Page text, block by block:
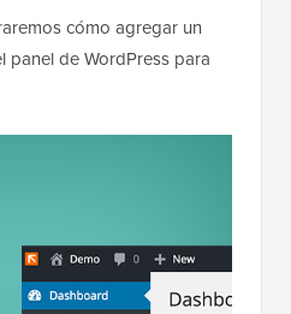
cómo agregar un
panel de WordPress para